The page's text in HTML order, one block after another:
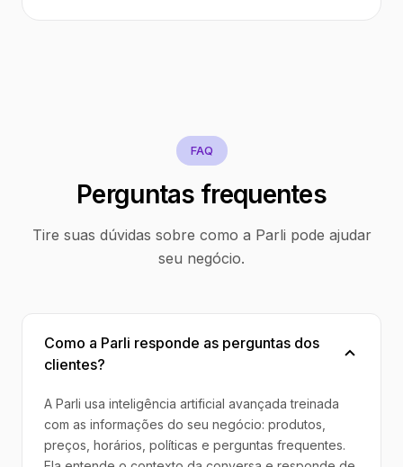
FAQ
Perguntas frequentes
Tire suas dúvidas sobre como a Parli pode ajudar
seu negócio.
Como a Parli responde as perguntas dos
clientes?
A Parli usa inteligência artificial avançada treinada
com as informações do seu negócio: produtos,
preços, horários, políticas e perguntas frequentes.